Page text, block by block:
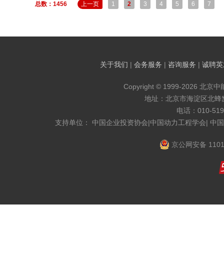
总数：1456 上一页 1 2 3 4 5 6 7
关于我们 | 会务服务 | 咨询服务 | 诚聘
Copyright © 1999-2026 北京中
地址：北京市海淀区北
电话：010-
支持单位： 中国企业投资协会|中国动力工程学会| 中
京公网安备